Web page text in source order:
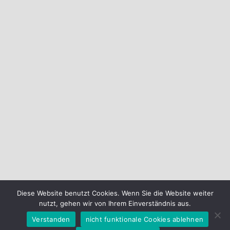
Diese Website benutzt Cookies. Wenn Sie die Website weiter
nutzt, gehen wir von Ihrem Einverständnis aus.
Verstanden
nicht funktionale Cookies ablehnen